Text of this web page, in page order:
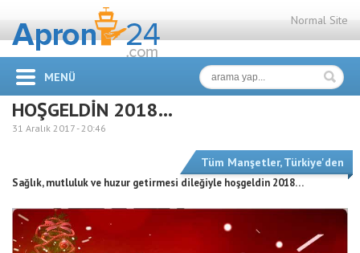
Normal Site
MENÜ
HOŞGELDİN 2018…
31 Aralık 2017 -20:46
Tüm Manşetler,Türkiye'den
Sağlık, mutluluk ve huzur getirmesi dileğiyle hoşgeldin 2018…